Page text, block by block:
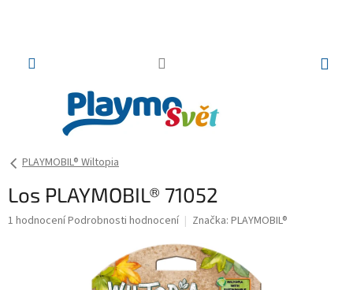
PLAYMOBIL® Wiltopia
Los PLAYMOBIL® 71052
Průměrné
1 hodnoceníPodrobnosti hodnocení Značka: PLAYMOBIL®